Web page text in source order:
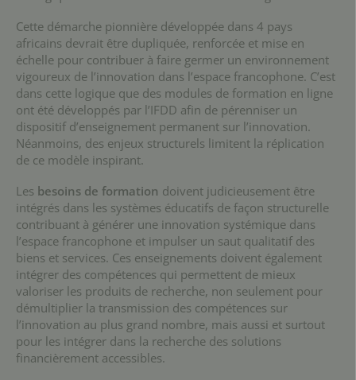
Cette démarche pionnière développée dans 4 pays
africains devrait être dupliquée, renforcée et mise en
échelle pour contribuer à faire germer un environnement
vigoureux de l’innovation dans l’espace francophone. C’est
dans cette logique que des modules de formation en ligne
ont été développés par l’IFDD afin de pérenniser un
dispositif d’enseignement permanent sur l’innovation.
Néanmoins, des enjeux structurels limitent la réplication
de ce modèle inspirant.
Les besoins de formation doivent judicieusement être
intégrés dans les systèmes éducatifs de façon structurelle
contribuant à générer une innovation systémique dans
l’espace francophone et impulser un saut qualitatif des
biens et services. Ces enseignements doivent également
intégrer des compétences qui permettent de mieux
valoriser les produits de recherche, non seulement pour
démultiplier la transmission des compétences sur
l’innovation au plus grand nombre, mais aussi et surtout
pour les intégrer dans la recherche des solutions
financièrement accessibles.